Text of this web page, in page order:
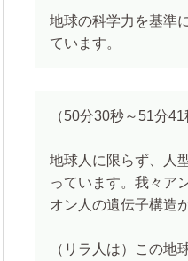
地球の科学力を基準
ています。
（50分30秒～51分41
地球人に限らず、人
っています。我々ア
オン人の遺伝子構造
（リラ人は）この地